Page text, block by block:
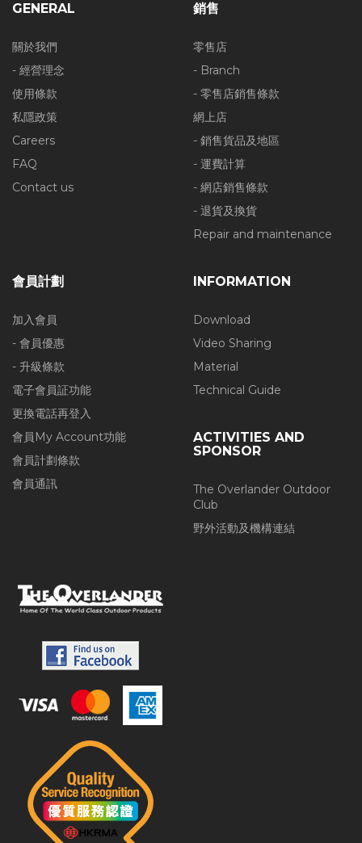
GENERAL
關於我們
- 經營理念
使用條款
私隱政策
Careers
FAQ
Contact us
銷售
零售店
- Branch
- 零售店銷售條款
網上店
- 銷售貨品及地區
- 運費計算
- 網店銷售條款
- 退貨及換貨
Repair and maintenance
會員計劃
加入會員
- 會員優惠
- 升級條款
電子會員証功能
更換電話再登入
會員My Account功能
會員計劃條款
會員通訊
INFORMATION
Download
Video Sharing
Material
Technical Guide
ACTIVITIES AND
SPONSOR
The Overlander Outdoor
Club
野外活動及機構連結